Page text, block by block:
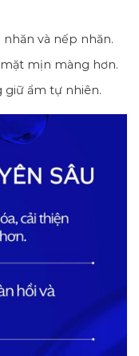
nhăn và nếp nhăn.
mịn màng hơn.
giữ ẩm tự nhiên.